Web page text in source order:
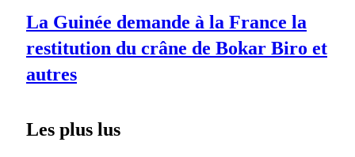
La Guinée demande à la France la
restitution du crâne de Bokar Biro et
autres
Les plus lus